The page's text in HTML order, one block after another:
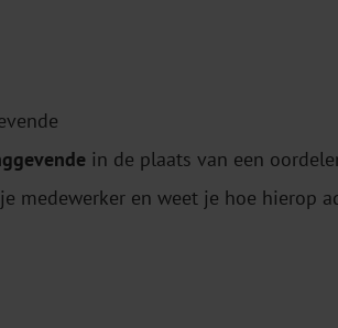
in de plaats van een
medewerker en weet je hoe hierop